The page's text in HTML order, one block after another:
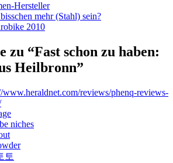
Hersteller
mehr (Stahl) sein?
2010
zu “Fast schon zu haben:
Heilbronn”
www.heraldnet.com/reviews/phenq-reviews-
niches
토